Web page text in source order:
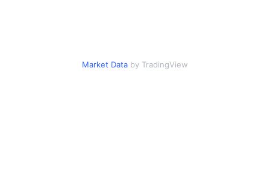
Market Data by TradingView